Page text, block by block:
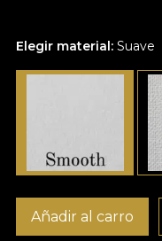
Elegir material: Suave
Añadir al carro